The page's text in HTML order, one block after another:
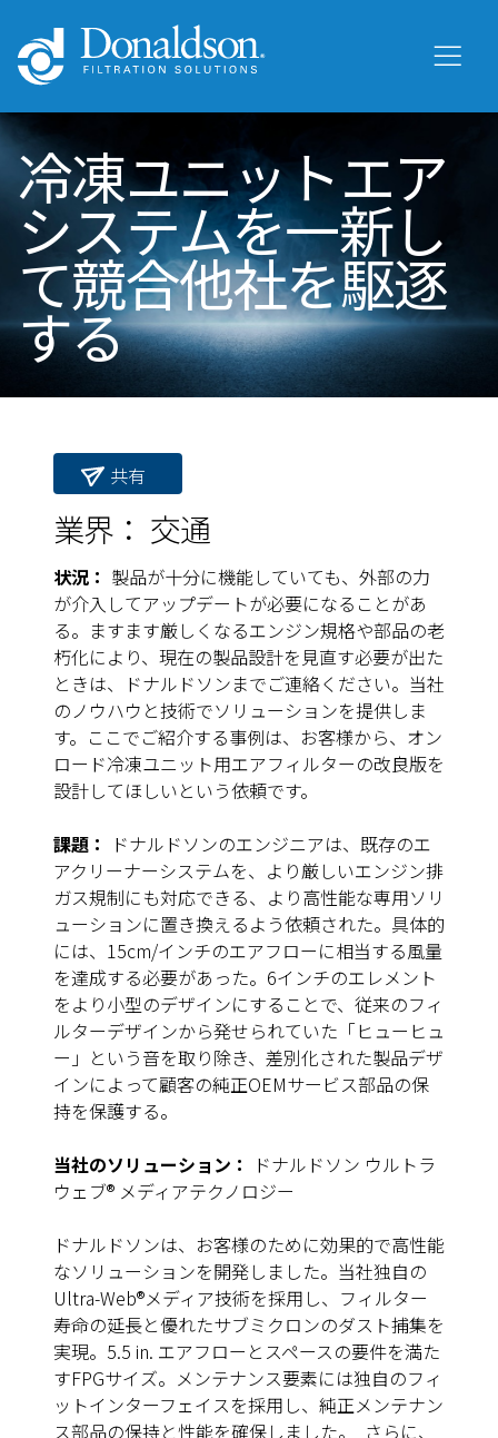
冷凍ユニットエア
システムを一新し
て競合他社を駆逐
する
共有
業界： 交通
状況： 製品が十分に機能していても、外部の力
が介入してアップデートが必要になることがあ
る。ますます厳しくなるエンジン規格や部品の老
朽化により、現在の製品設計を見直す必要が出た
ときは、ドナルドソンまでご連絡ください。当社
のノウハウと技術でソリューションを提供しま
す。ここでご紹介する事例は、お客様から、オン
ロード冷凍ユニット用エアフィルターの改良版を
設計してほしいという依頼です。
課題：
ドナルドソンのエンジニアは、既存のエ
アクリーナーシステムを、より厳しいエンジン排
ガス規制にも対応できる、より高性能な専用ソリ
ューションに置き換えるよう依頼された。具体的
には、15cm/インチのエアフローに相当する風量
を達成する必要があった。6インチのエレメント
をより小型のデザインにすることで、従来のフィ
ルターデザインから発せられていた「ヒューヒュ
ー」という音を取り除き、差別化された製品デザ
インによって顧客の純正OEMサービス部品の保
持を保護する。
当社のソリューション：
ドナルドソン ウルトラ
ウェブ® メディアテクノロジー
ドナルドソンは、お客様のために効果的で高性能
なソリューションを開発しました。当社独自の
Ultra-Web®メディア技術を採用し、フィルター
寿命の延長と優れたサブミクロンのダスト捕集を
実現。5.5 in. エアフローとスペースの要件を満た
すFPGサイズ。メンテナンス要素には独自のフィ
ットインターフェイスを採用し、純正メンテナン
ス部品の保持と性能を確保しました。 さらに、